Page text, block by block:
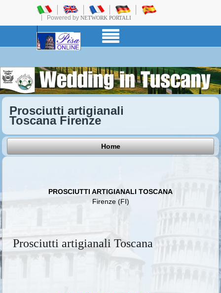
Powered by NETWORK PORTALI
Prosciutti artigianali
Toscana Firenze
Home
PROSCIUTTI ARTIGIANALI TOSCANA
Firenze (FI)
Prosciutti artigianali Toscana